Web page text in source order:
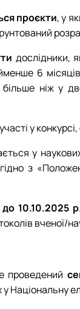
проєкти, у
дослідники,
6
ніж у
у
у
з
до 10.10.2025
вченої/
проведений
у